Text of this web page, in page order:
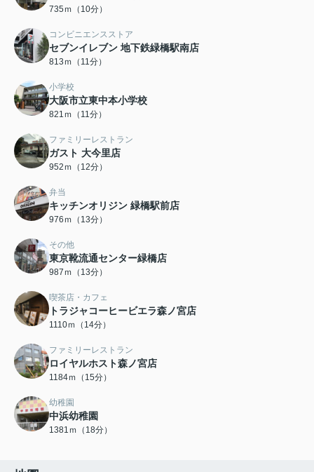
735ｍ（10分）
コンビニエンスストア
セブンイレブン 地下鉄緑橋駅南店
813ｍ（11分）
小学校
大阪市立東中本小学校
821ｍ（11分）
ファミリーレストラン
ガスト 大今里店
952ｍ（12分）
弁当
キッチンオリジン 緑橋駅前店
976ｍ（13分）
その他
東京靴流通センター緑橋店
987ｍ（13分）
喫茶店・カフェ
トラジャコーヒービエラ森ノ宮店
1110ｍ（14分）
ファミリーレストラン
ロイヤルホスト森ノ宮店
1184ｍ（15分）
幼稚園
中浜幼稚園
1381ｍ（18分）